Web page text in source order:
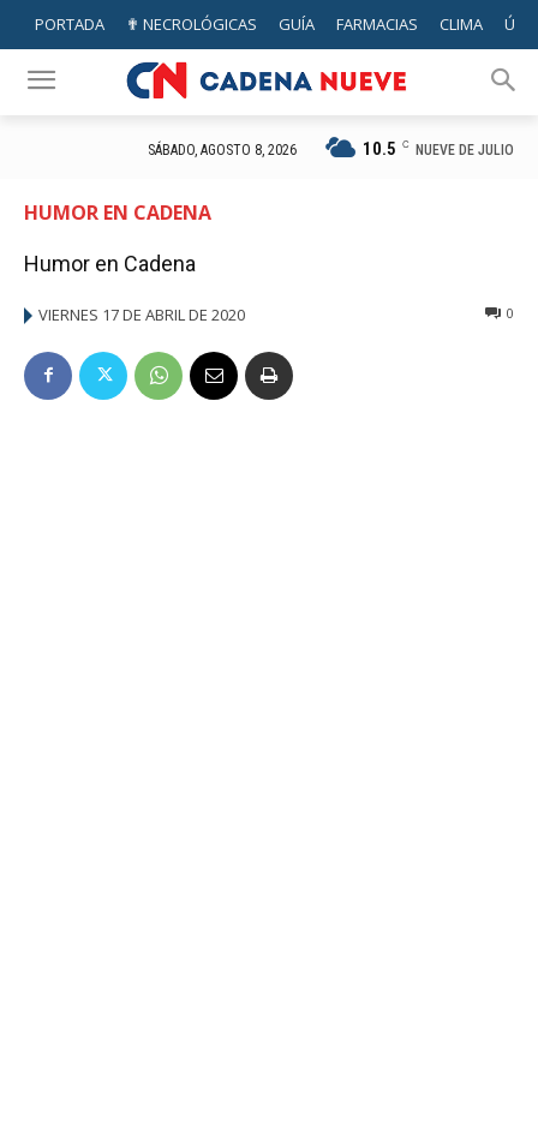
PORTADA ✟ NECROLÓGICAS GUÍA FARMACIAS CLIMA
SÁBADO, AGOSTO 8, 2026 10.5 C NUEVE DE JULIO
HUMOR EN CADENA
Humor en Cadena
VIERNES 17 DE ABRIL DE 2020 0